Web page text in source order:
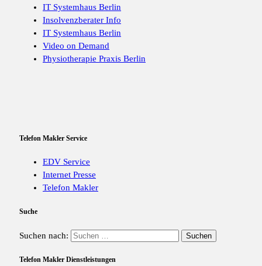
IT Systemhaus Berlin
Insolvenzberater Info
IT Systemhaus Berlin
Video on Demand
Physiotherapie Praxis Berlin
Telefon Makler Service
EDV Service
Internet Presse
Telefon Makler
Suche
Suchen nach:
Telefon Makler Dienstleistungen